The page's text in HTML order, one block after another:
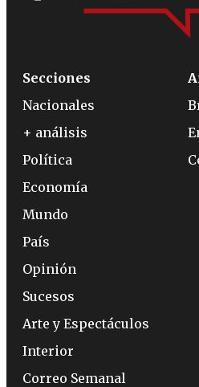
Secciones
Nacionales
+ análisis
Política
Economía
Mundo
País
Opinión
Sucesos
Arte y Espectáculos
Interior
Correo Semanal